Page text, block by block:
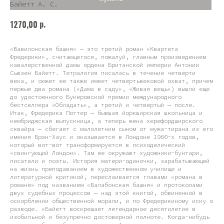
Байетт А. С.
1270,00 р.
«Вавилонская башня» — это третий роман «Квартета
Фредерики», считающегося, пожалуй, главным произведением
кавалерственной дамы ордена Британской империи Антонии
Сьюзен Байетт. Тетралогия писалась в течение четверти
века, и сюжет ее также имеет четвертьвековой охват, причем
первые два романа («Дама в саду», «Живая вещь») вышли еще
до удостоенного Букеровской премии международного
бестселлера «Обладать», а третий и четвертый — после.
Итак, Фредерика Поттер — бывшая йоркширская школьница и
кембриджская выпускница, а теперь жена херефордширского
сквайра — сбегает с малолетним сыном от мужа-тирана из его
имения Брэн-Хаус и оказывается в Лондоне 1960-х годов,
который вот-вот трансформируется в психоделический
«свингующий Лондон». Там ее окружают художники-бунтари,
писатели и поэты. История матери-одиночки, зарабатывающей
на жизнь преподаванием в художественном училище и
литературной критикой, переслаивается главами «романа в
романе» под названием «Балабонская башня» и протоколами
двух судебных процессов — над этой книгой, обвиненной в
оскорблении общественной морали, и по Фредерикиному иску о
разводе. «Байетт воскрешает легендарное десятилетие в
изобильной и безупречно достоверной полноте. Когда-нибудь